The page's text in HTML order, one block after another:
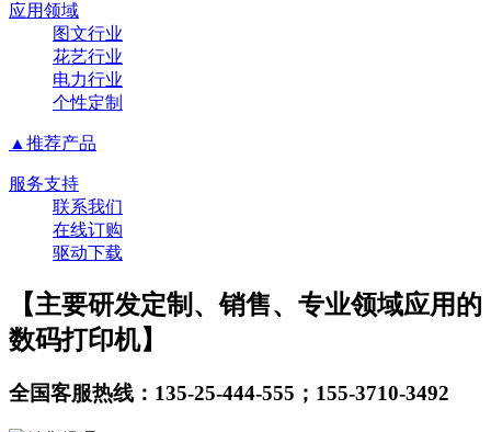
应用领域
图文行业
花艺行业
电力行业
个性定制
▲推荐产品
服务支持
联系我们
在线订购
驱动下载
【主要研发定制、销售、专业领域应用的
数码打印机】
全国客服热线：135-25-444-555；155-3710-3492